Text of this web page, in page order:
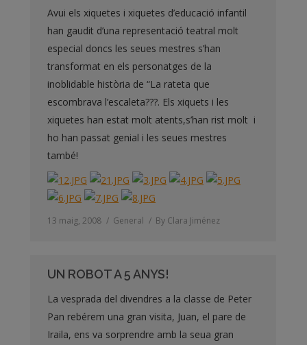
Avui els xiquetes i xiquetes d’educació infantil
han gaudit d’una representació teatral molt
especial doncs les seues mestres s’han
transformat en els personatges de la
inoblidable història de “La rateta que
escombrava l’escaleta???. Els xiquets i les
xiquetes han estat molt atents,s’han rist molt i
ho han passat genial i les seues mestres
també!
13 maig, 2008 General By Clara Jiménez
UN ROBOT A 5 ANYS!
La vesprada del divendres a la classe de Peter
Pan rebérem una gran visita, Juan, el pare de
Iraila, ens va sorprendre amb la seua gran